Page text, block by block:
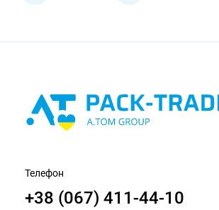
Телефон
+38 (067) 411-44-10